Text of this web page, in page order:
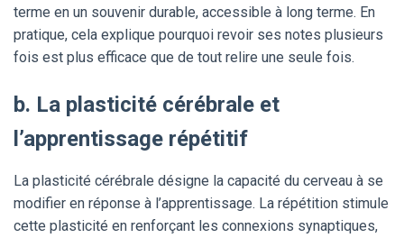
terme en un souvenir durable, accessible à long terme. En
pratique, cela explique pourquoi revoir ses notes plusieurs
fois est plus efficace que de tout relire une seule fois.
b. La plasticité cérébrale et
l’apprentissage répétitif
La plasticité cérébrale désigne la capacité du cerveau à se
modifier en réponse à l’apprentissage. La répétition stimule
cette plasticité en renforçant les connexions synaptiques,